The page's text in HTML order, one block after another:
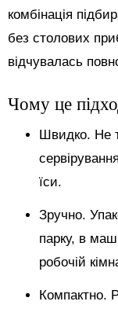
комбінація
без столових
відчувалась
Чому це
Швидко. Не
їси.
Зручно.
парку, в
робочій
Компактно.